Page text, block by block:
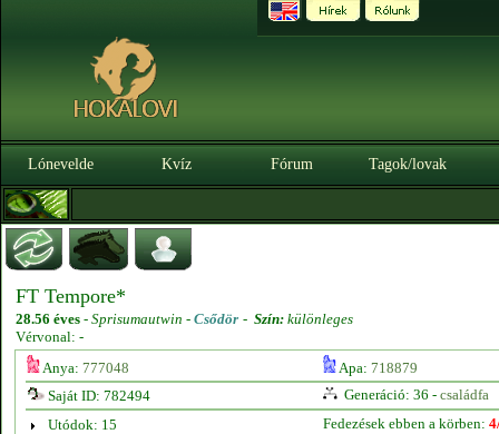
Lónevelde Kvíz Fórum Tagok/lovak
FT Tempore*
28.56 éves - Sprisumautwin - Csődör - Szín: különleges
Vérvonal: -
Anya: 777048 Apa: 718879
Saját ID: 782494
Generáció: 36 - családfa
Utódok: 15
Fedezések ebben a körben: